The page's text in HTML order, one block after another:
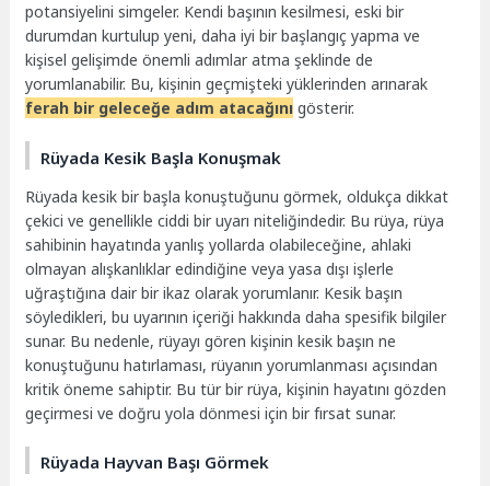
potansiyelini simgeler. Kendi başının kesilmesi, eski bir
durumdan kurtulup yeni, daha iyi bir başlangıç yapma ve
kişisel gelişimde önemli adımlar atma şeklinde de
yorumlanabilir. Bu, kişinin geçmişteki yüklerinden arınarak
ferah bir geleceğe adım atacağını gösterir.
Rüyada Kesik Başla Konuşmak
Rüyada kesik bir başla konuştuğunu görmek, oldukça dikkat
çekici ve genellikle ciddi bir uyarı niteliğindedir. Bu rüya, rüya
sahibinin hayatında yanlış yollarda olabileceğine, ahlaki
olmayan alışkanlıklar edindiğine veya yasa dışı işlerle
uğraştığına dair bir ikaz olarak yorumlanır. Kesik başın
söyledikleri, bu uyarının içeriği hakkında daha spesifik bilgiler
sunar. Bu nedenle, rüyayı gören kişinin kesik başın ne
konuştuğunu hatırlaması, rüyanın yorumlanması açısından
kritik öneme sahiptir. Bu tür bir rüya, kişinin hayatını gözden
geçirmesi ve doğru yola dönmesi için bir fırsat sunar.
Rüyada Hayvan Başı Görmek